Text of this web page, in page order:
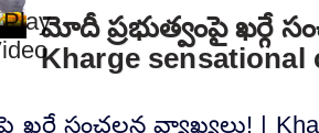
మోదీ ప్రభుత్వంపై ఖర్గే
Kharge sensational
ఖర్గే సంచలన వ్యాఖ్యలు! |